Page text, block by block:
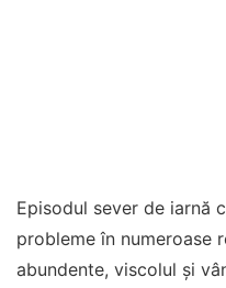
Episodul sever de iarnă
probleme în numeroase
abundente, viscolul și